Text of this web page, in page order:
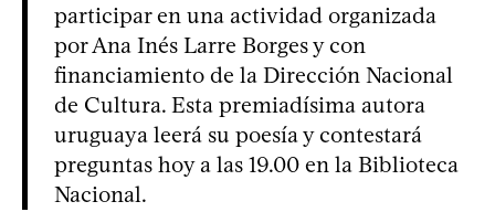
participar en una actividad organizada
por Ana Inés Larre Borges y con
financiamiento de la Dirección Nacional
de Cultura. Esta premiadísima autora
uruguaya leerá su poesía y contestará
preguntas hoy a las 19.00 en la Biblioteca
Nacional.